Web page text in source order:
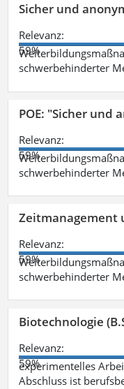
Sicher und
Relevanz:
59%
schwerbehinderter
POE: "Sicher und
Relevanz:
59%
schwerbehinderter
Zeitmanagement
Relevanz:
59%
schwerbehinderter
Biotechnologie
Relevanz:
59%
experimentelles
Abschluss ist